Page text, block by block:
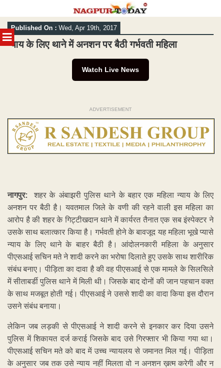
MENU
Skip
to
content
Published On : Wed, Apr 19th, 2017
न्याय के लिए थाने में अनशन पर बैठी गर्भवती महिला
Watch Live News
ADVERTISEMENT
नागपुर: शहर के अंबाझरी पुलिस थाने के बहार एक महिला न्याय के लिए
अनशन पर बैठी है। यवतमाल जिले के वणी की रहने वाली इस महिला का
आरोप है की शहर के गिट्टीखदान थाने में कार्यरत तैनात एक सब इंस्पेक्टर ने
उसके साथ बलात्कार किया है। गर्भवती होने के बावजूद यह महिला भूखे प्यासे
न्याय के लिए थाने के बाहर बैठी है। आंदोलनकारी महिला के अनुसार
पीएसआई सचिन मते ने शादी करने का भरोषा दिलाते हुए उसके साथ शारीरिक
संबंध बनाए। पीड़िता का दावा है की वह पीएसआई से एक मामले के सिलसिले
में सीताबर्डी पुलिस थाने में मिली थी। जिसके बाद दोनों की जान पहचान वक्त
के साथ मजबूत होती गई। पीएसआई ने उससे शादी का वादा किया इस दौरान
उसने संबंध बनाया।
लेकिन जब लड़की से पीएसआई ने शादी करने से इनकार कर दिया उसने
पुलिस में शिकायत दर्ज कराई जिसके बाद उसे गिरफ्तार भी किया गया था।
पीएसआई सचिन मते को बाद में उच्च न्यायलय से जमानत मिल गई। पीड़िता
के अनुसार जब तक उसे न्याय नहीं मिलता वो न अनशन ख़त्म करेगी और न